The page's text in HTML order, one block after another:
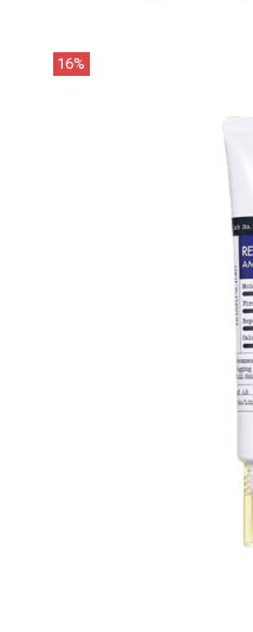
16%